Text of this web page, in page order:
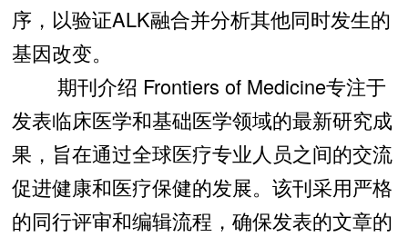
序，以验证ALK融合并分析其他同时发生的
基因改变。
期刊介绍 Frontiers of Medicine专注于
发表临床医学和基础医学领域的最新研究成
果，旨在通过全球医疗专业人员之间的交流
促进健康和医疗保健的发展。该刊采用严格
的同行评审和编辑流程，确保发表的文章的